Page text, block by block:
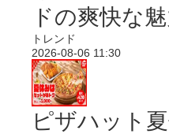
ドの爽快な
トレンド
2026-08-06 11:30
ピザハット